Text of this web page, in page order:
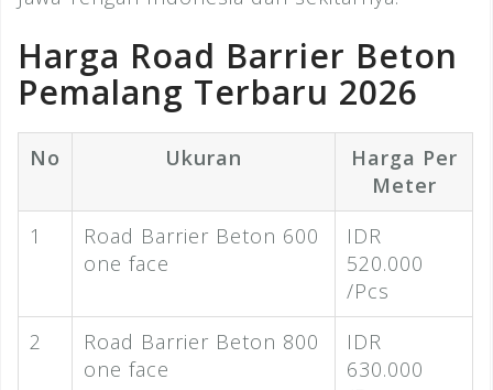
Harga Road Barrier Beton
Pemalang Terbaru 2026
No Ukuran
Harga Per
Meter
1
Road Barrier Beton 600
one face
IDR
520.000
/Pcs
2
Road Barrier Beton 800
one face
IDR
630.000